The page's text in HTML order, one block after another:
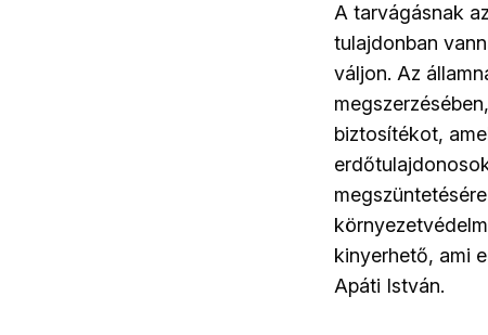
A tarvágásnak
tulajdonban
váljon. Az
biztosítékot,
kinyerhető, ami
Apáti István.